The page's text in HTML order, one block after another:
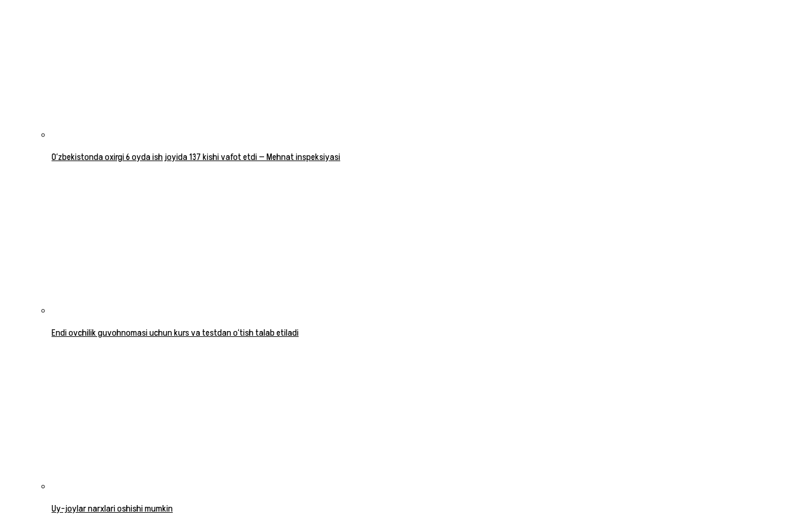
O‘zbekistonda oxirgi 6 oyda ish joyida 137 kishi vafot etdi — Mehnat inspeksiyasi
Endi ovchilik guvohnomasi uchun kurs va testdan o‘tish talab etiladi
Uy-joylar narxlari oshishi mumkin